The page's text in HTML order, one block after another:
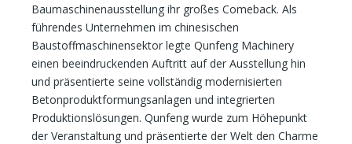
Baumaschinenausstellung ihr großes Comeback. Als
führendes Unternehmen im chinesischen
Baustoffmaschinensektor legte Qunfeng Machinery
einen beeindruckenden Auftritt auf der Ausstellung hin
und präsentierte seine vollständig modernisierten
Betonproduktformungsanlagen und integrierten
Produktionslösungen. Qunfeng wurde zum Höhepunkt
der Veranstaltung und präsentierte der Welt den Charme